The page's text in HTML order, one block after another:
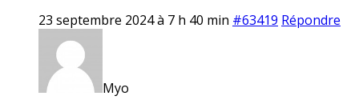
23 septembre 2024 à 7 h 40 min #63419 Répondre
Myo